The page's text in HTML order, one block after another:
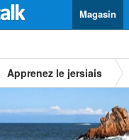
Magasin
Apprenez le jersiais